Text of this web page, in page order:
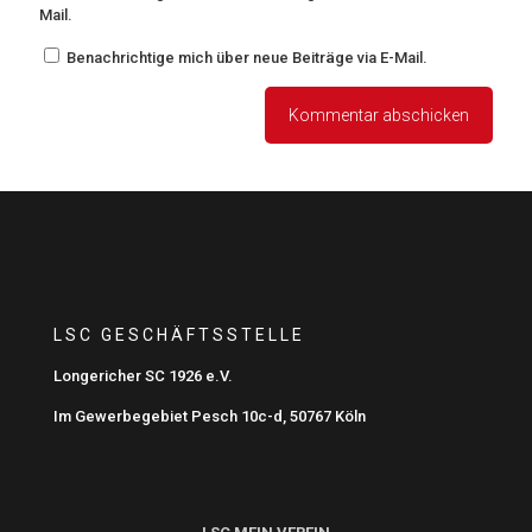
Mail.
Benachrichtige mich über neue Beiträge via E-Mail.
LSC GESCHÄFTSSTELLE
Longericher SC 1926 e.V.
Im Gewerbegebiet Pesch 10c-d, 50767 Köln